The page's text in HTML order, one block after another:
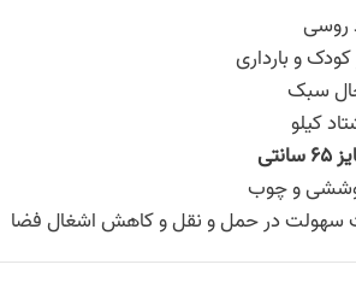
روسی
و بارداری
سبک
کیلو
و چوب
در حمل و نقل و کاهش اشغال فضا